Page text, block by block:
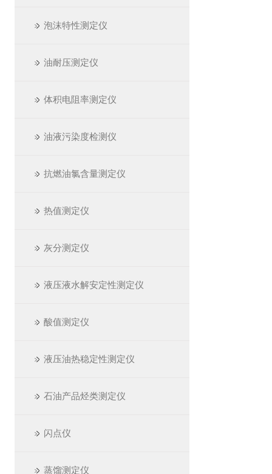
泡沫特性测定仪
油耐压测定仪
体积电阻率测定仪
油液污染度检测仪
抗燃油氯含量测定仪
热值测定仪
灰分测定仪
液压液水解安定性测定仪
酸值测定仪
液压油热稳定性测定仪
石油产品烃类测定仪
闪点仪
蒸馏测定仪